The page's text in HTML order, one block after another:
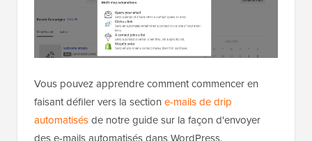
Vous pouvez apprendre comment commencer en
faisant défiler vers la section e-mails de drip
automatisésde notre guide sur la façon d'envoyer